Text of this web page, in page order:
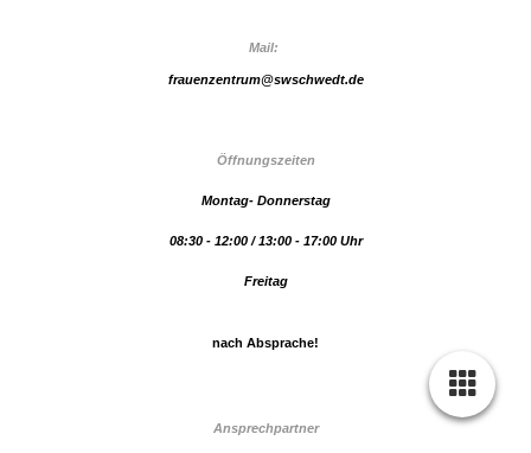
Mail:
frauenzentrum@swschwedt.de
Öffnungszeiten
Montag- Donnerstag
08:30 - 12:00 /13:00 - 17:00 Uhr
Freitag
nach Absprache!
Ansprechpartner